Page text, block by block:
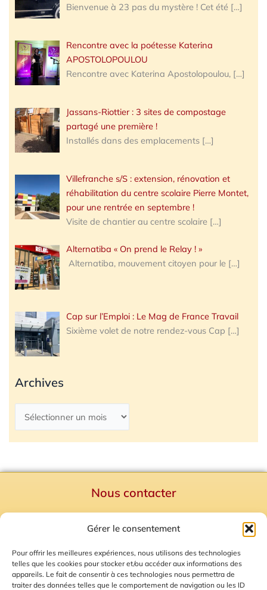
Gérer le consentement
Pour offrir les meilleures expériences, nous utilisons des technologies
telles que les cookies pour stocker et/ou accéder aux informations des
appareils. Le fait de consentir à ces technologies nous permettra de
traiter des données telles que le comportement de navigation ou les ID
Bienvenue à 23 pas du mystère ! Cet été […]
Rencontre avec la poétesse Katerina
APOSTOLOPOULOU
Rencontre avec Katerina Apostolopoulou, […]
Jassans-Riottier : 3 sites de compostage
partagé une première !
Installés dans des emplacements […]
Villefranche s/S : extension, rénovation et
réhabilitation du centre scolaire Pierre Montet,
pour une rentrée en septembre !
Visite de chantier au centre scolaire […]
Alternatiba « On prend le Relay ! »
Alternatiba, mouvement citoyen pour le […]
Cap sur l’Emploi : Le Mag de France Travail
Sixième volet de notre rendez-vous Cap […]
Archives
Nous contacter
Mentions Légales
Plan du site
Gestion des Cookies